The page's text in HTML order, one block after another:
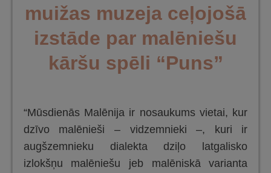
muižas muzeja ceļojošā
izstāde par malēniešu
kāršu spēli “Puns”
“Mūsdienās Malēnija ir nosaukums vietai, kur
dzīvo malēnieši – vidzemnieki –, kuri ir
augšzemnieku dialekta dziļo latgalisko
izlokšņu malēniešu jeb malēniskā varianta